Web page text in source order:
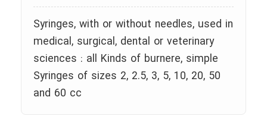
Syringes, with or without needles, used in
medical, surgical, dental or veterinary
sciences : all Kinds of burnere, simple
Syringes of sizes 2, 2.5, 3, 5, 10, 20, 50
and 60 cc